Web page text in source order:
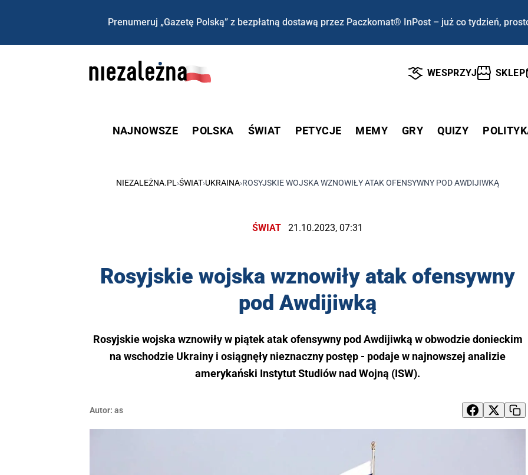
Prenumeruj „Gazetę Polską” z bezpłatną dostawą przez Paczkomat® InPost – już co tydzień,
WESPRZYJ SKLEP
NAJNOWSZE POLSKA ŚWIAT PETYCJE MEMY GRY QUIZY
NIEZALEŻNA.PL ›ŚWIAT›UKRAINA›ROSYJSKIE WOJSKA WZNOWIŁY ATAK OFENSYWNY POD AWDIJIWKĄ
ŚWIAT 21.10.2023, 07:31
Rosyjskie wojska wznowiły atak ofensywny
pod Awdijiwką
Rosyjskie wojska wznowiły w piątek atak ofensywny pod Awdijiwką w obwodzie donieckim
na wschodzie Ukrainy i osiągnęły nieznaczny postęp - podaje w najnowszej analizie
amerykański Instytut Studiów nad Wojną (ISW).
Autor: as